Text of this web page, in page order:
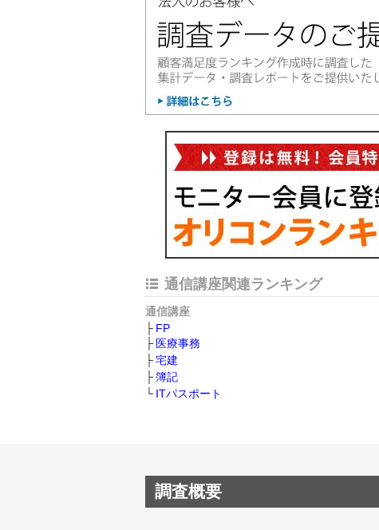
通信講座関連ランキング
通信講座
FP
医療事務
宅建
簿記
ITパスポート
調査概要